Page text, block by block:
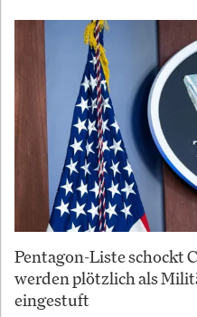
Pentagon-Liste schockt
werden plötzlich als
eingestuft